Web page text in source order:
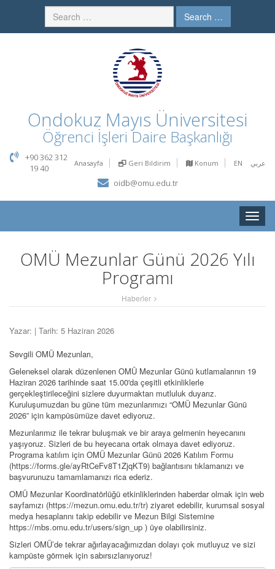
Search …
Ondokuz Mayıs Üniversitesi
Öğrenci İşleri Daire Başkanlığı
Anasayfa Geri Bildirim Konum EN عربي
+90 362 312
19 40
oidb@omu.edu.tr
Toggle
OMÜ Mezunlar Günü 2026 Yılı
Programı
Haberler
Yazar: | Tarih: 5 Haziran 2026
Sevgili OMÜ Mezunları,
Geleneksel olarak düzenlenen OMÜ Mezunlar Günü kutlamalarının 19
Haziran 2026 tarihinde saat 15.00'da çeşitli etkinliklerle
gerçekleştirileceğini sizlere duyurmaktan mutluluk duyarız.
Kuruluşumuzdan bu güne tüm mezunlarımızı “OMÜ Mezunlar Günü
2026” için kampüsümüze davet ediyoruz.
Mezunlarımız ile tekrar buluşmak ve bir araya gelmenin heyecanını
yaşıyoruz. Sizleri de bu heyecana ortak olmaya davet ediyoruz.
Programa katılım için OMÜ Mezunlar Günü 2026 Katılım Formu
(https://forms.gle/ayRtCeFv8T1ZjqKT9) bağlantısını tıklamanızı ve
başvurunuzu tamamlamanızı rica ederiz.
OMÜ Mezunlar Koordinatörlüğü etkinliklerinden haberdar olmak için web
sayfamızı (https://mezun.omu.edu.tr/tr) ziyaret edebilir, kurumsal sosyal
medya hesaplarını takip edebilir ve Mezun Bilgi Sistemine
https://mbs.omu.edu.tr/users/sign_up ) üye olabilirsiniz.
Sizleri OMÜ’de tekrar ağırlayacağımızdan dolayı çok mutluyuz ve sizi
kampüste görmek için sabırsızlanıyoruz!